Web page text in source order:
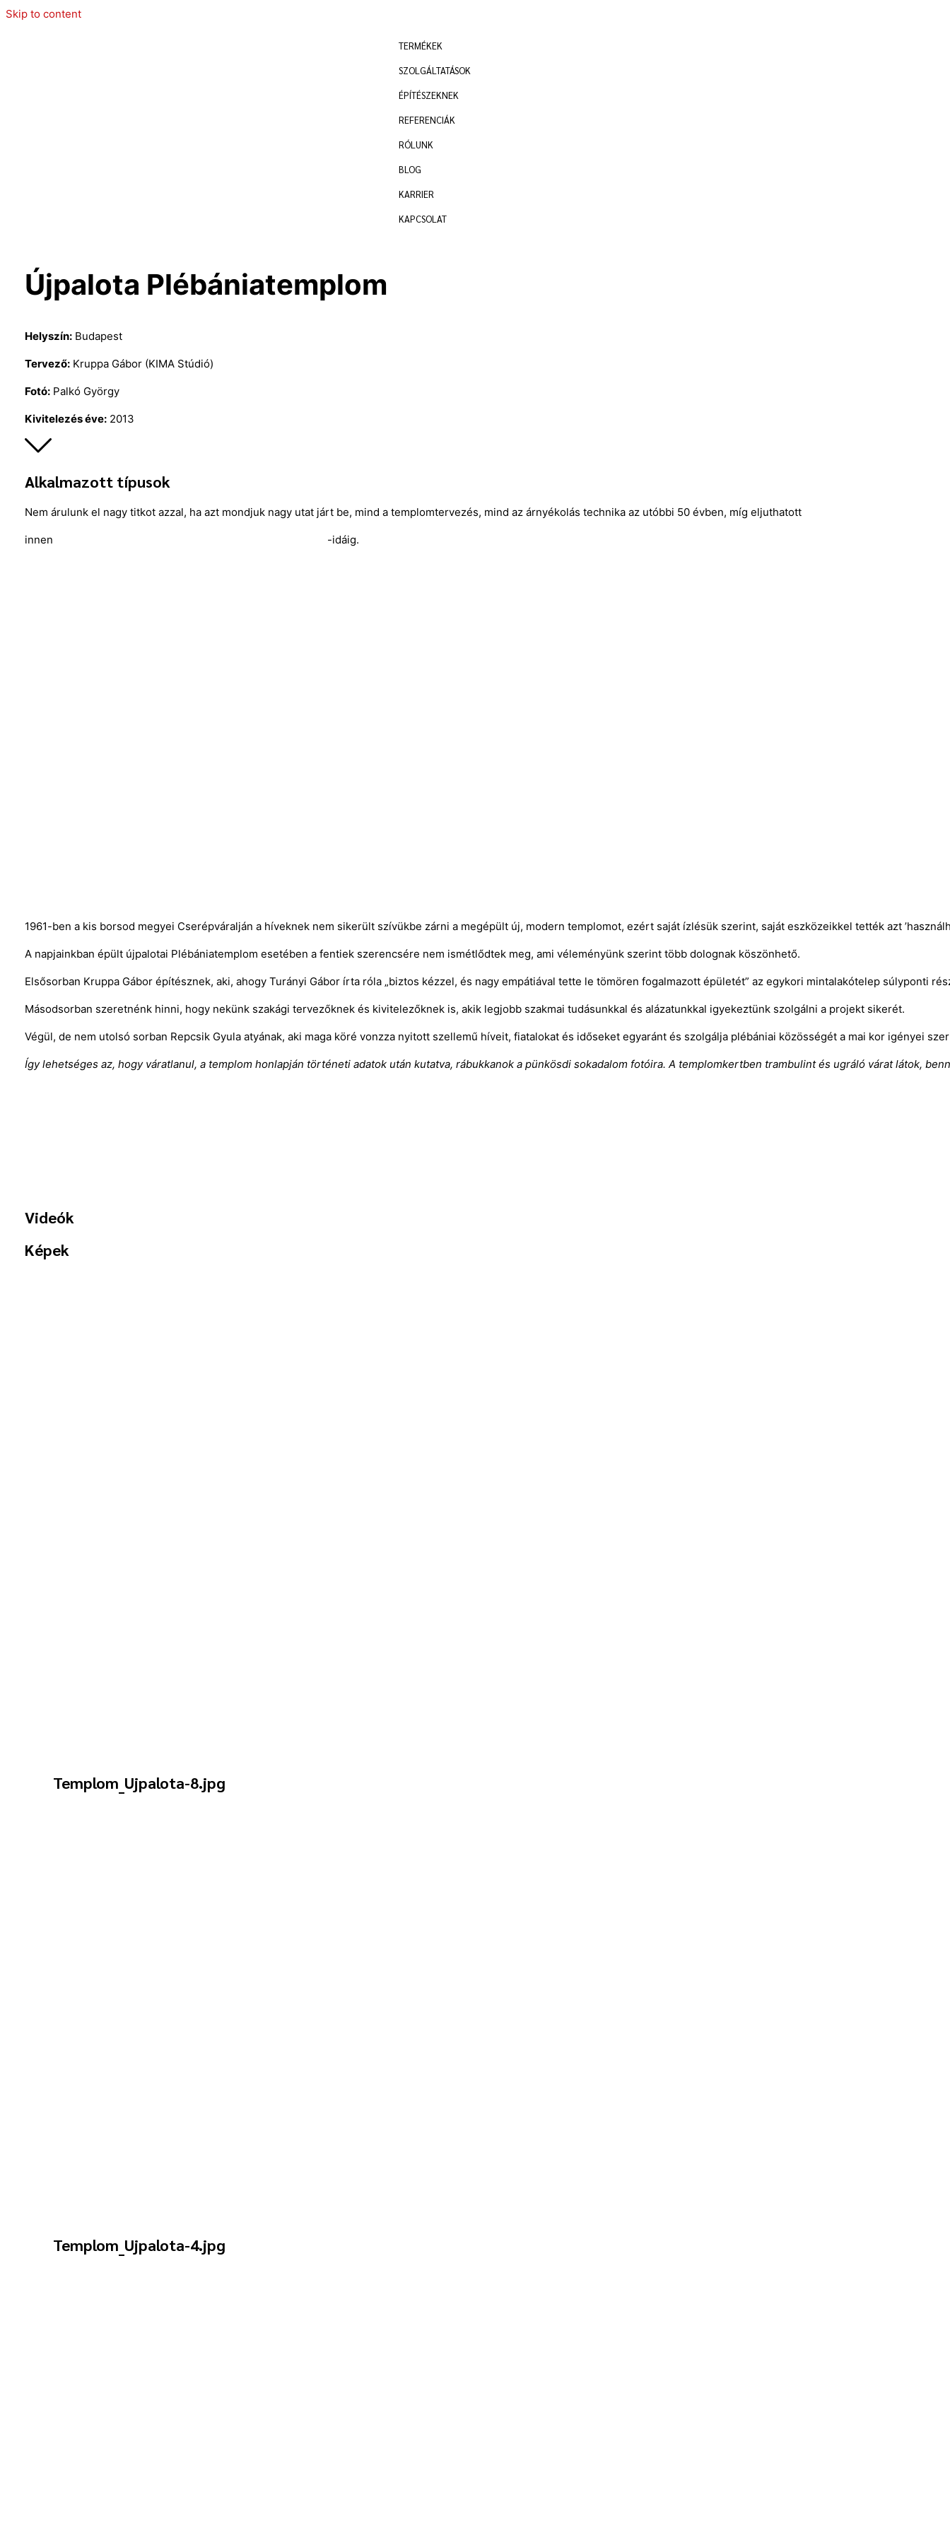
Skip to content
TERMÉKEK
SZOLGÁLTATÁSOK
ÉPÍTÉSZEKNEK
REFERENCIÁK
RÓLUNK
BLOG
KARRIER
KAPCSOLAT
Újpalota Plébániatemplom
Helyszín:Budapest
Tervező:Kruppa Gábor (KIMA Stúdió)
Fotó:Palkó György
Kivitelezés éve:2013
Alkalmazott típusok
Nem árulunk el nagy titkot azzal, ha azt mondjuk nagy utat járt be, mind a templomtervezés, mind az árnyékolás technika az utóbbi 50 évben, míg eljuthatott
innen -idáig.
1961-ben a kis borsod megyei Cserépváralján a híveknek nem sikerült szívükbe zárni a megépült új, modern templomot, ezért saját ízlésük szerint, saját eszközeikkel tették azt
A napjainkban épült újpalotai Plébániatemplom esetében a fentiek szerencsére nem ismétlődtek meg, ami véleményünk szerint több dolognak köszönhető.
Elsősorban Kruppa Gábor építésznek, aki, ahogy Turányi Gábor írta róla „biztos kézzel, és nagy empátiával tette le tömören fogalmazott épületét” az egykori mintalakótelep súlyponti
Másodsorban szeretnénk hinni, hogy nekünk szakági tervezőknek és kivitelezőknek is, akik legjobb szakmai tudásunkkal és alázatunkkal igyekeztünk szolgálni a projekt sikerét.
Végül, de nem utolsó sorban Repcsik Gyula atyának, aki maga köré vonzza nyitott szellemű híveit, fiatalokat és időseket egyaránt és szolgálja plébániai közösségét a mai kor igényei
Így lehetséges az, hogy váratlanul, a templom honlapján történeti adatok után kutatva, rábukkanok a pünkösdi sokadalom fotóira. A templomkertben trambulint és ugráló várat látok,
Videók
Képek
Templom_Ujpalota-8.jpg
Templom_Ujpalota-4.jpg